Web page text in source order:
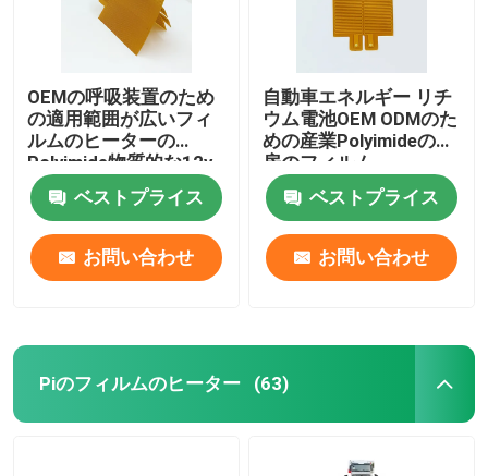
OEMの呼吸装置のため
の適用範囲が広いフィ
ルムのヒーターの
Polyimide物質的な12v
ベストプライス
お問い合わせ
自動車エネルギー リチ
ウム電池OEM ODMのた
めの産業Polyimideの暖
房のフィルム
ベストプライス
お問い合わせ
Piのフィルムのヒーター (63)